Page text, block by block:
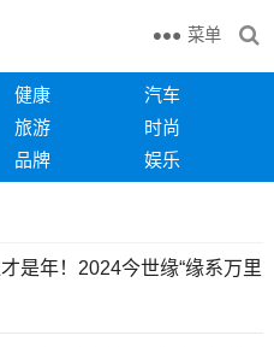
菜单
健康
汽车
旅游
时尚
品牌 娱乐
是年！2024今世缘“缘系万里